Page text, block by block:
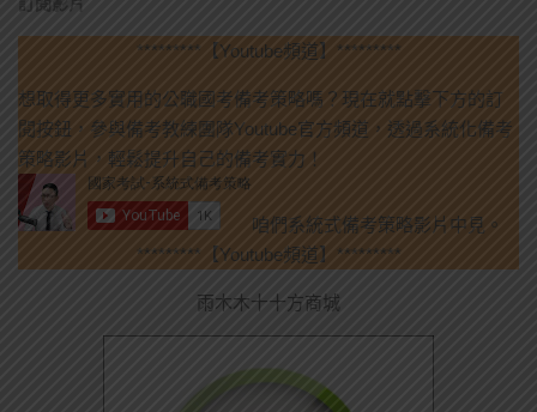
*********【Youtube頻道】*********
想取得更多實用的公職國考備考策略嗎？現在就點擊下方的訂
閱按鈕，參與備考教練團隊Youtube官方頻道，透過系統化備考
策略影片，輕鬆提升自己的備考實力！
咱們系統式備考策略影片中見。
*********【Youtube頻道】*********
雨木木十十方商城